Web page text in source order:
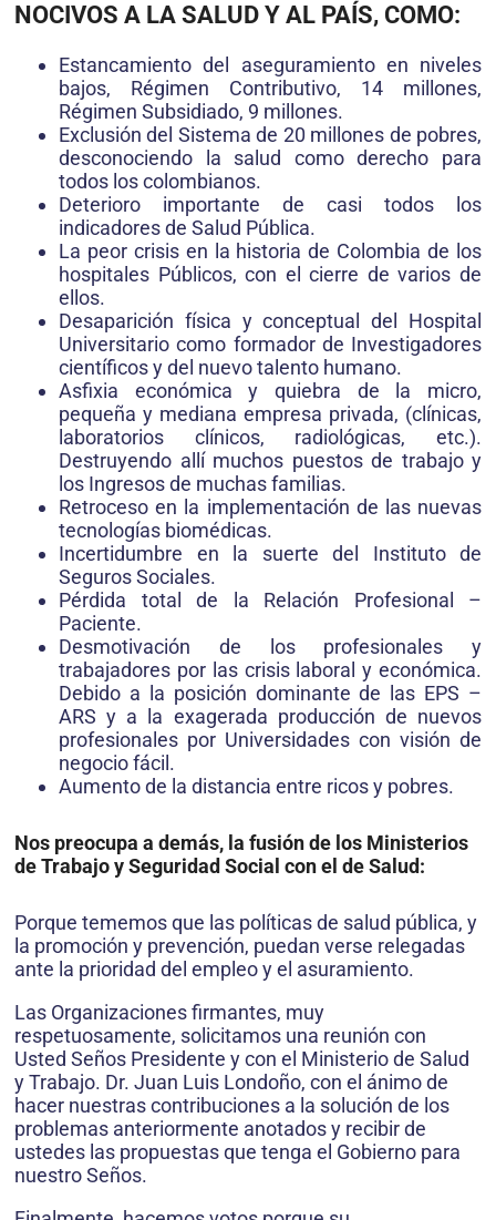
NOCIVOS A LA SALUD Y AL PAÍS, COMO:
Estancamiento del aseguramiento en niveles
bajos, Régimen Contributivo, 14 millones,
Régimen Subsidiado, 9 millones.
Exclusión del Sistema de 20 millones de pobres,
desconociendo la salud como derecho para
todos los colombianos.
Deterioro importante de casi todos los
indicadores de Salud Pública.
La peor crisis en la historia de Colombia de los
hospitales Públicos, con el cierre de varios de
ellos.
Desaparición física y conceptual del Hospital
Universitario como formador de Investigadores
científicos y del nuevo talento humano.
Asfixia económica y quiebra de la micro,
pequeña y mediana empresa privada, (clínicas,
laboratorios clínicos, radiológicas, etc.).
Destruyendo allí muchos puestos de trabajo y
los Ingresos de muchas familias.
Retroceso en la implementación de las nuevas
tecnologías biomédicas.
Incertidumbre en la suerte del Instituto de
Seguros Sociales.
Pérdida total de la Relación Profesional –
Paciente.
Desmotivación de los profesionales y
trabajadores por las crisis laboral y económica.
Debido a la posición dominante de las EPS –
ARS y a la exagerada producción de nuevos
profesionales por Universidades con visión de
negocio fácil.
Aumento de la distancia entre ricos y pobres.
Nos preocupa a demás, la fusión de los Ministerios
de Trabajo y Seguridad Social con el de Salud:
Porque tememos que las políticas de salud pública, y
la promoción y prevención, puedan verse relegadas
ante la prioridad del empleo y el asuramiento.
Las Organizaciones firmantes, muy
respetuosamente, solicitamos una reunión con
Usted Seños Presidente y con el Ministerio de Salud
y Trabajo. Dr. Juan Luis Londoño, con el ánimo de
hacer nuestras contribuciones a la solución de los
problemas anteriormente anotados y recibir de
ustedes las propuestas que tenga el Gobierno para
nuestro Seños.